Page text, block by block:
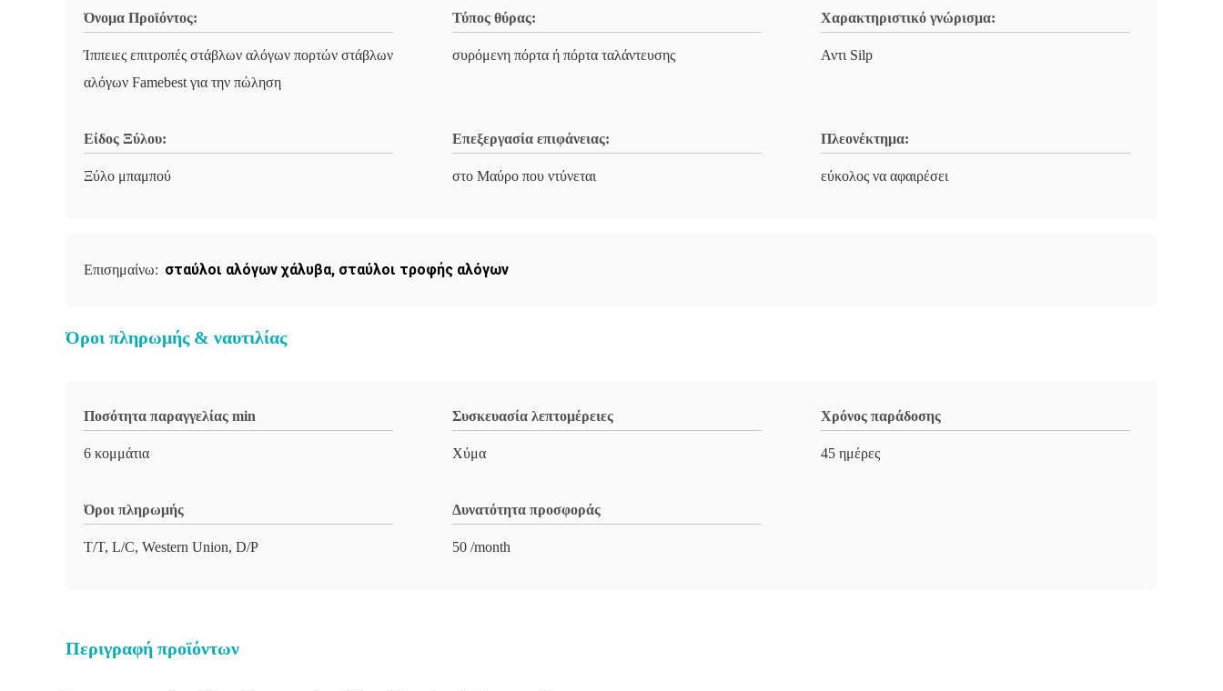
Όνομα Προϊόντος:
Ίππειες επιτροπές στάβλων αλόγων πορτών στάβλων
αλόγων Famebest για την πώληση
Τύπος θύρας:
συρόμενη πόρτα ή πόρτα ταλάντευσης
Χαρακτηριστικό γνώρισμα:
Αντι Silp
Είδος Ξύλου:
Ξύλο μπαμπού
Επεξεργασία επιφάνειας:
στο Μαύρο που ντύνεται
Πλεονέκτημα:
εύκολος να αφαιρέσει
Επισημαίνω: σταύλοι αλόγων χάλυβα, σταύλοι τροφής αλόγων
Όροι πληρωμής & ναυτιλίας
Ποσότητα παραγγελίας min
6 κομμάτια
Συσκευασία λεπτομέρειες
Χύμα
Χρόνος παράδοσης
45 ημέρες
Όροι πληρωμής
T/T, L/C, Western Union, D/P
Δυνατότητα προσφοράς
50 /month
Περιγραφή προϊόντων